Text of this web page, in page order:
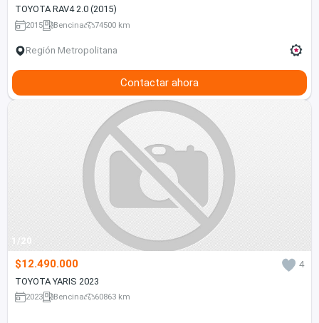
TOYOTA RAV4 2.0 (2015)
2015 Bencina 74500 km
Región Metropolitana
Contactar ahora
1/20
$12.490.000
4
TOYOTA YARIS 2023
2023 Bencina 60863 km